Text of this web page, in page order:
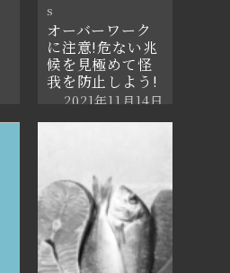
s
オーバーワーク
に注意!危ない兆
候を見極めて怪
我を防止しよう!
2021年11月14日